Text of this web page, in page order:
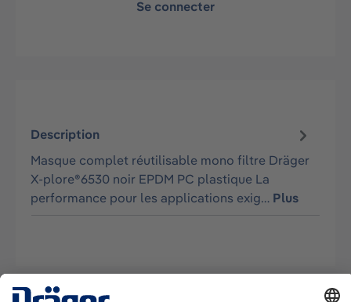
Se connecter
Description
Masque complet réutilisable mono filtre Dräger
X-plore®6530 noir EPDM PC plastique La
performance pour les applications exig… Plus